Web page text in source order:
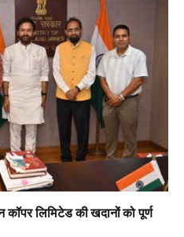
कॉपर लिमिटेड की खदानों को पूर्ण